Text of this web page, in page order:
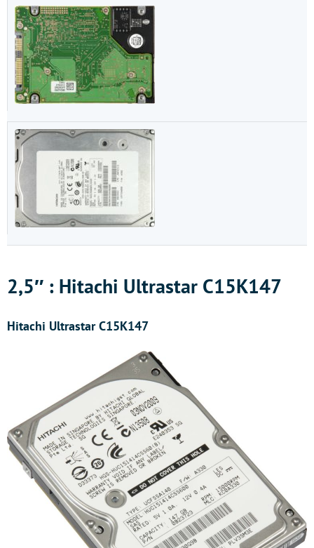
2,5″ : Hitachi Ultrastar C15K147
Hitachi Ultrastar C15K147